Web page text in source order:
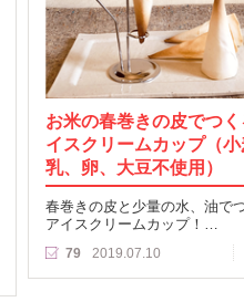
お米の春巻きの皮でつ
イスクリームカップ（小
乳、卵、大豆不使用）
春巻きの皮と少量の水、油で
アイスクリームカップ！…
79 2019.07.10